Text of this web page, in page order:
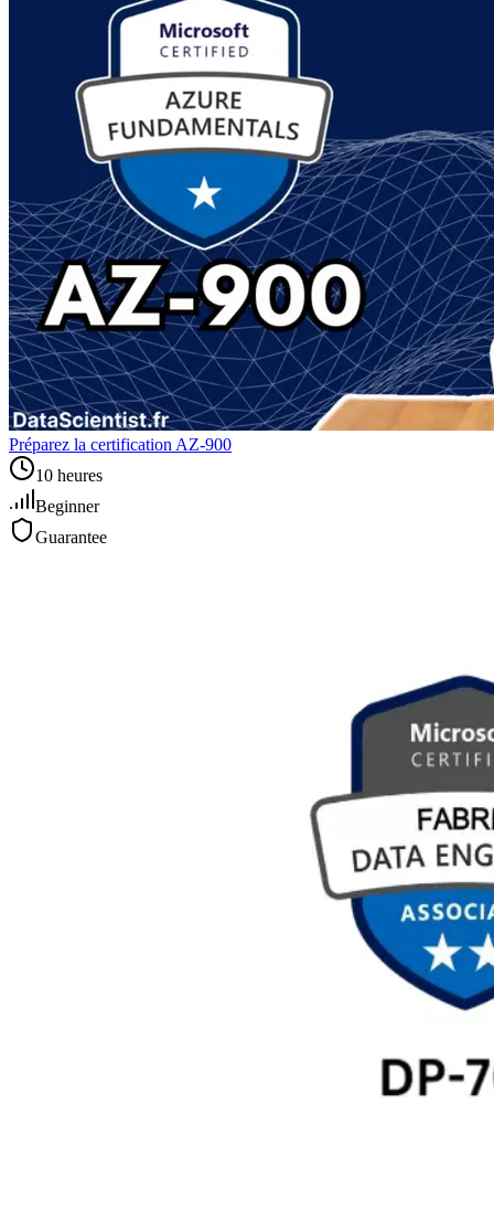
Préparez la certification AZ-900
10 heures
Beginner
Guarantee